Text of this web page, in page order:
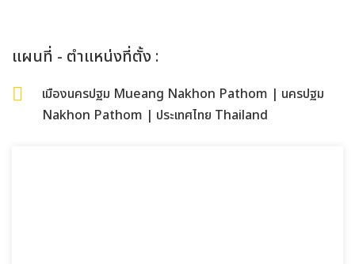
แผนที่ - ตำแหน่งที่ตั้ง :
เมืองนครปฐม Mueang Nakhon Pathom | นครปฐม
Nakhon Pathom | ประเทศไทย Thailand